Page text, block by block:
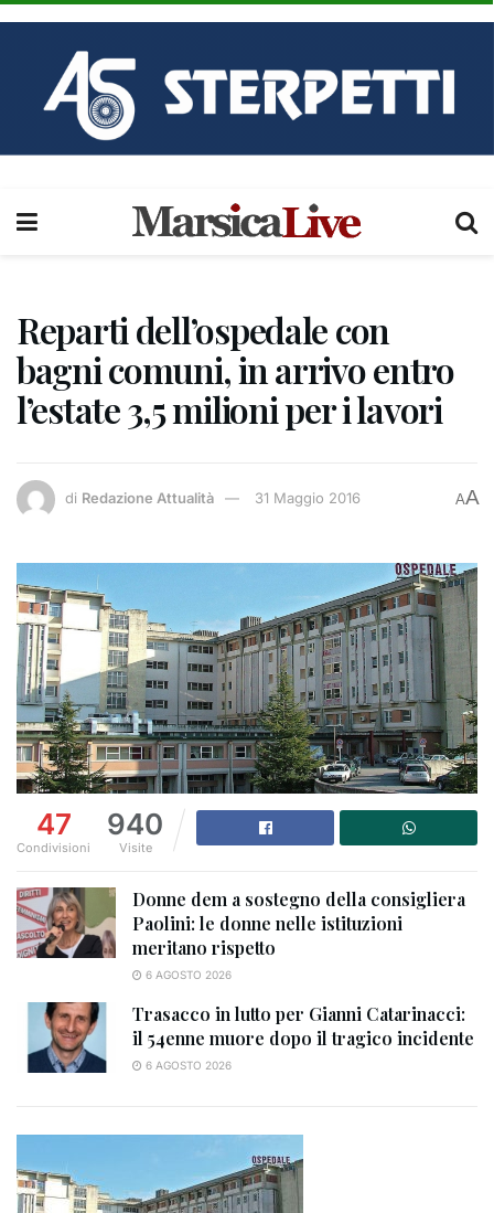
Reparti dell’ospedale con
bagni comuni, in arrivo entro
l’estate 3,5 milioni per i lavori
di Redazione Attualità 31 Maggio 2016 AA
47
Condivisioni
940
Visite
Donne dem a sostegno della consigliera
Paolini: le donne nelle istituzioni
meritano rispetto
6 AGOSTO 2026
Trasacco in lutto per Gianni Catarinacci:
il 54enne muore dopo il tragico incidente
6 AGOSTO 2026